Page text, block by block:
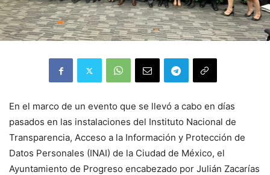
En el marco de un evento que se llevó a cabo en días
pasados en las instalaciones del Instituto Nacional de
Transparencia, Acceso a la Información y Protección de
Datos Personales (INAI) de la Ciudad de México, el
Ayuntamiento de Progreso encabezado por Julián Zacarías